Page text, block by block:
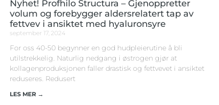
Nyhet! Profhilo Structura – Gjenoppretter
volum og forebygger aldersrelatert tap av
fettvev i ansiktet med hyaluronsyre
september 17, 2024
For oss 40-50 begynner en god hudpleierutine å bli
utilstrekkelig. Naturlig nedgang i østrogen gjør at
kollagenproduksjonen faller drastisk og fettvevet i ansiktet
reduseres. Redusert
LES MER →